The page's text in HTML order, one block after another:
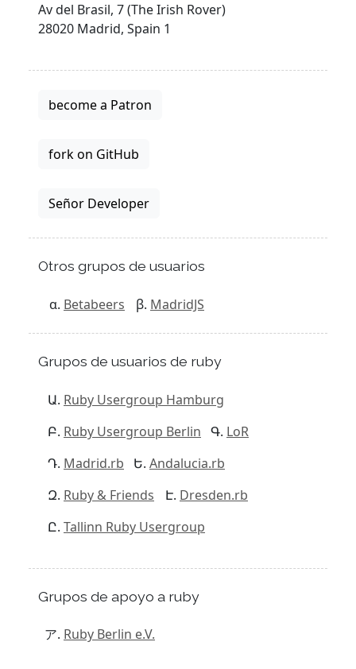
Av del Brasil, 7 (The Irish Rover)
28020 Madrid, Spain 1
become a Patron
fork on GitHub
Señor Developer
Otros grupos de usuarios
Betabeers MadridJS
Grupos de usuarios de ruby
Ruby Usergroup Hamburg
Ruby Usergroup Berlin
LoR
Madrid.rb
Andalucia.rb
Ruby & Friends
Dresden.rb
Tallinn Ruby Usergroup
Grupos de apoyo a ruby
Ruby Berlin e.V.